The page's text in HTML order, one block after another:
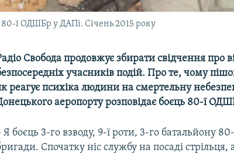
80-ї ОДШБр у ДАПі. Січень 2015 року
Свобода продовжує збирати свідчення про
учасників подій. Про те, чому
реагує психіка людини на смертельну
аеропорту розповідає боєць 80-ї
Я боєць 3-го взводу, 9-ї роти, 3-го батальйону
Спочатку ніс службу на посаді стрільця,